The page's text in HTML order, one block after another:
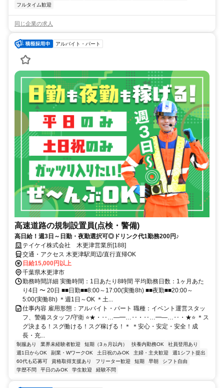
フルタイム歓迎
同じ企業の求人
アルバイト・パート
高速道路の規制設置員(点検・警備)
高日給！週3日～日勤・夜勤選択可◎ドリンク代1勤務200円♪
テイケイ株式会社 木更津営業所[188]
交通・アクセス 木更津駅周辺/直行直帰OK
日給15,000円以上
千葉県木更津市
勤務時間詳細 実働時間：1日あたり8時間 平均勤務日数：1ヶ月あた
り4日 〜 20日 ■■日勤■■8:00～17:00(実働8h) ■■夜勤■■20:00～
5:00(実働8h) ＊週1日～OK ＊土...
仕事内容 雇用形態：アルバイト・パート 職種：イベント運営スタッ
フ、警備スタッフ/守衛 ⭐★・‥…―━…‥・‥…━―…‥・★⭐ ＊ス
グ決まる！スグ働ける！スグ稼げる！＊ ＊安心・安定・安全！成
長・充...
制服あり 業界未経験者歓迎 短期（3ヵ月以内） 扶養内勤務OK
社員登用あり
週1日からOK
副業・WワークOK 土日祝のみOK 主婦・主夫歓迎
週1シフト提出
60代も応募可
資格取得支援あり フリーター歓迎 短期 早朝
シフト自由
学歴不問
平日のみOK 学生歓迎 経験不問